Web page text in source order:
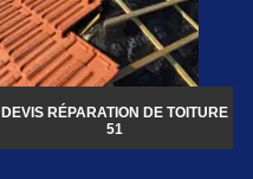
DEVIS RÉPARATION DE TOITURE
51